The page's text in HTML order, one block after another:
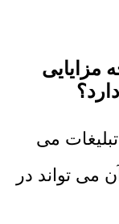
مزایایی
می
می تواند در